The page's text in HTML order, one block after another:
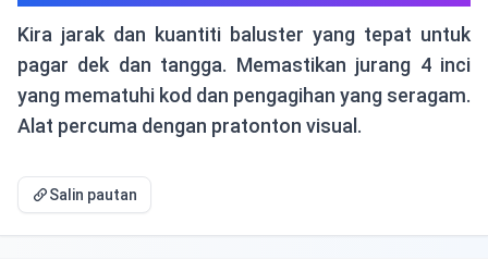
Kira jarak dan kuantiti baluster yang tepat untuk
pagar dek dan tangga. Memastikan jurang 4 inci
yang mematuhi kod dan pengagihan yang seragam.
Alat percuma dengan pratonton visual.
Salin pautan